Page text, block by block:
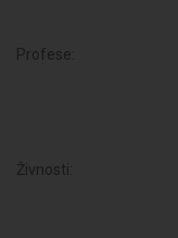
Profese:
Živnosti: